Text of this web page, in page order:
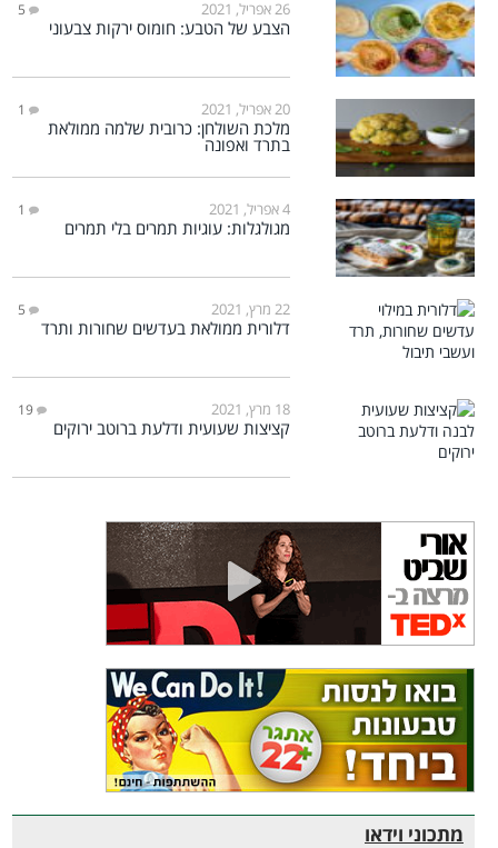
26 אפריל, 2021 5
הצבע של הטבע: חומוס ירקות צבעוני
20 אפריל, 2021 1
מלכת השולחן: כרובית שלמה ממולאת
בתרד ואפונה
4 אפריל, 2021 1
מגולגלות: עוגיות תמרים בלי תמרים
22 מרץ, 2021 5
דלורית ממולאת בעדשים שחורות ותרד
18 מרץ, 2021 19
קציצות שעועית ודלעת ברוטב ירוקים
מתכוני וידאו